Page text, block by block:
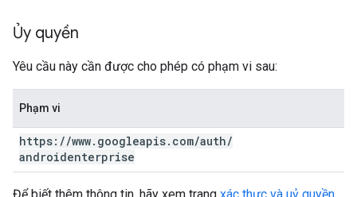
Ủy quyền
Yêu cầu này cần được cho phép có phạm vi sau:
Phạm vi
https: //www. googleapis. com/auth/
androidenterprise